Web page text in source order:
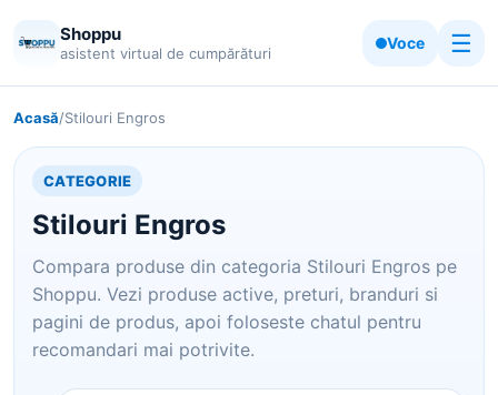
Shoppu
asistent virtual de cumpărături
Voce ☰
Acasă/Stilouri Engros
CATEGORIE
Stilouri Engros
Compara produse din categoria Stilouri Engros pe
Shoppu. Vezi produse active, preturi, branduri si
pagini de produs, apoi foloseste chatul pentru
recomandari mai potrivite.